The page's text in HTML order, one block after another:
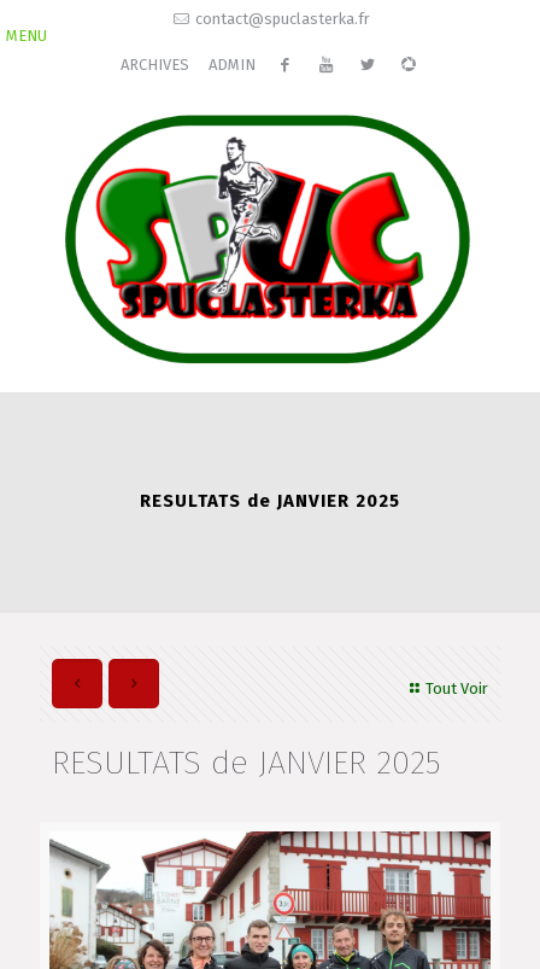
contact@spuclasterka.fr
ARCHIVES ADMIN
MENU
RESULTATS de JANVIER 2025
Tout Voir
RESULTATS de JANVIER 2025